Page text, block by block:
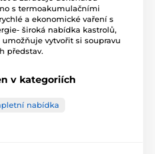
s termoakumulačními
a ekonomické vaření s
široká nabídka kastrolů,
vytvořit si soupravu
představ.
v kategoriích
nabídka